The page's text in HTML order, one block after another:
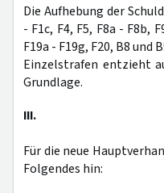
Die Aufhebung der
- F1c, F4, F5, F8a - F8b,
F19a - F19g, F20, B8
Einzelstrafen entzieht
Grundlage.
III.
Für die neue
Folgendes hin: